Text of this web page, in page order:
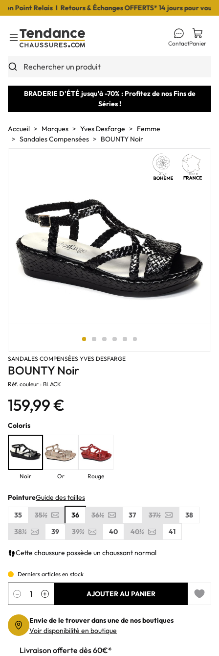
Point Relais I Retours & Échanges OFFERTS* 14 jours pour vous
Toggle Menu
Rechercher un produit
ContactPanier
BRADERIE D'ÉTÉ jusqu'à -70% : Profitez de nos Fins de
Séries !
Accueil Marques Yves Desfarge
Femme
Sandales Compensées
BOUNTY Noir
SANDALES COMPENSÉES YVES DESFARGE
BOUNTY Noir
Réf. couleur : BLACK
159,99 €
Coloris
Noir Or Rouge
PointureGuide des tailles
35
35½ 36 36½ 37 37½
38
38½
39 39½ 40 40½ 41
Cette chaussure possède un chaussant normal
Derniers articles en stock
Quantité
− + AJOUTER AU PANIER
Add to
Envie de le trouver dans une de nos boutiques
Voir disponibilité en boutique
Livraison offerte dès 60€*